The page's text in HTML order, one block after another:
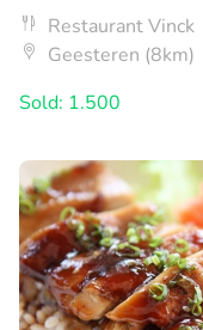
Restaurant Vinck
Geesteren (8km)
Sold: 1.500